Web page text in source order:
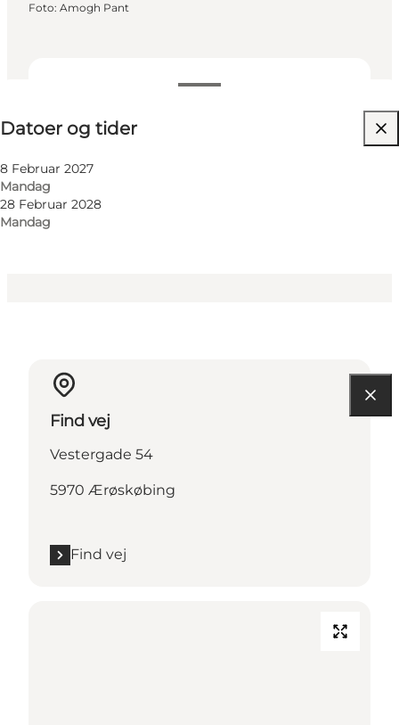
Datoer og tider
8 Februar 2027
Mandag
28 Februar 2028
Mandag
Besøg hjemmeside
Venner, Min partner
Foto: Amogh Pant
Find vej
Vestergade 54
5970 Ærøskøbing
Find vej